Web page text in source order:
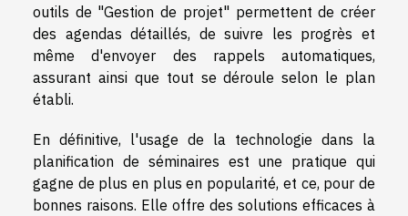
outils de "Gestion de projet" permettent de créer
des agendas détaillés, de suivre les progrès et
même d'envoyer des rappels automatiques,
assurant ainsi que tout se déroule selon le plan
établi.
En définitive, l'usage de la technologie dans la
planification de séminaires est une pratique qui
gagne de plus en plus en popularité, et ce, pour de
bonnes raisons. Elle offre des solutions efficaces à